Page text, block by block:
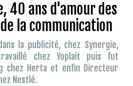
40 ans d'amour des
la communication
la publicité, chez Synergie,
chez Yoplait puis fut
chez Herta et enfin Directeur
Nestlé.